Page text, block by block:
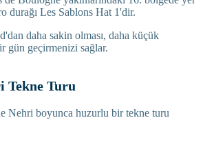
durağı Les Sablons Hat 1'dir.
daha sakin olması, daha küçük
gün geçirmenizi sağlar.
Tekne Turu
Nehri boyunca huzurlu bir tekne turu